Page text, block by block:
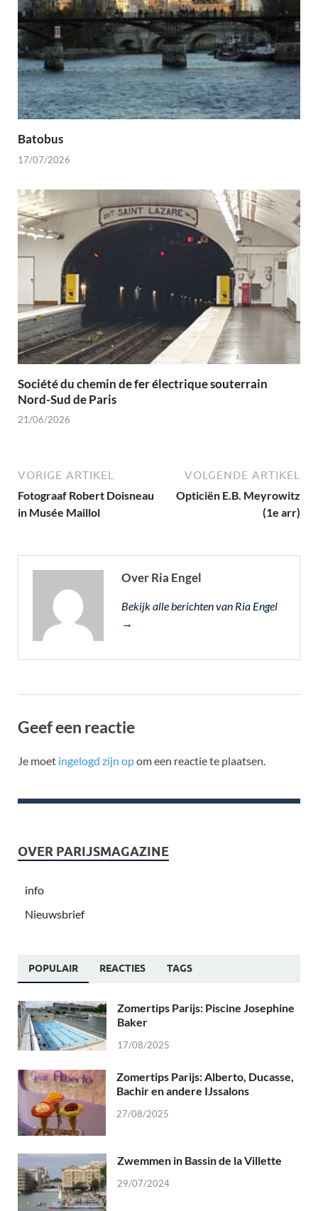
Batobus
17/07/2026
Société du chemin de fer électrique souterrain
Nord-Sud de Paris
21/06/2026
VORIGE ARTIKEL
Fotograaf Robert Doisneau
in Musée Maillol
VOLGENDE ARTIKEL
Opticiën E.B. Meyrowitz
(1e arr)
Over Ria Engel
Bekijk alle berichten van Ria Engel
→
Geef een reactie
Je moet ingelogd zijn opom een reactie te plaatsen.
OVER PARIJSMAGAZINE
info
Nieuwsbrief
POPULAIR REACTIES TAGS
Zomertips Parijs: Piscine Josephine
Baker
17/08/2025
Zomertips Parijs: Alberto, Ducasse,
Bachir en andere IJssalons
27/08/2025
Zwemmen in Bassin de la Villette
29/07/2024